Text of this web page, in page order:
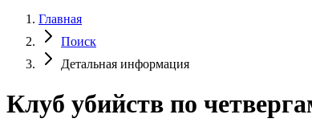
Главная
Поиск
Детальная информация
Клуб убийств по